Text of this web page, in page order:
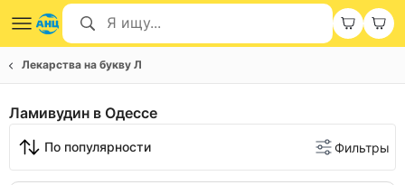
Лекарства на букву Л
Ламивудин в Одессе
По популярности Фильтры